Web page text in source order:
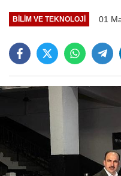
BILIM VE TEKNOLOJI 01